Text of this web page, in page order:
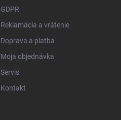
GDPR
Reklamácia a vrátenie
Doprava a platba
Moja objednávka
Servis
Kontakt